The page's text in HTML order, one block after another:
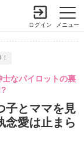
メニュー
ログイン
なパイロットの裏
子とママを見
念愛は止まら